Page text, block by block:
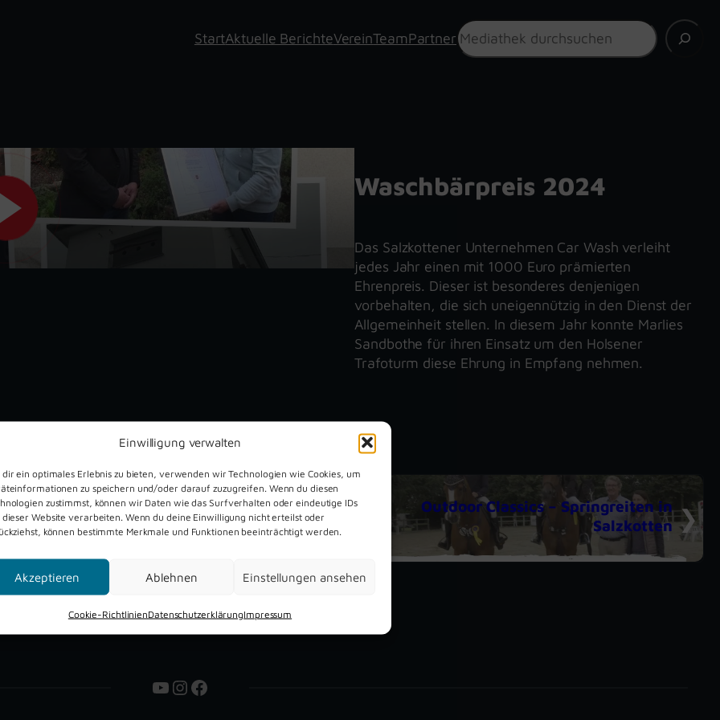
Einwilligung verwalten
dir ein optimales Erlebnis zu bieten, verwenden wir Technologien wie Cookies, um
zu speichern und/oder darauf zuzugreifen. Wenn du diesen
zustimmst, können wir Daten wie das Surfverhalten oder eindeutige IDs
Website verarbeiten. Wenn du deine Einwilligung nicht erteilst oder
können bestimmte Merkmale und Funktionen beeinträchtigt werden.
Akzeptieren Ablehnen Einstellungen ansehen
Cookie-RichtlinienDatenschutzerklärungImpressum
StartAktuelle BerichteVereinTeamPartner
Suchen
Waschbärpreis 2024
Das Salzkottener Unternehmen Car Wash verleiht
jedes Jahr einen mit 1000 Euro prämierten
Ehrenpreis. Dieser ist besonderes denjenigen
vorbehalten, die sich uneigennützig in den Dienst der
Allgemeinheit stellen. In diesem Jahr konnte Marlies
Sandbothe für ihren Einsatz um den Holsener
Trafoturm diese Ehrung in Empfang nehmen.
Dreckburg Open Air 2026
Outdoor Classics – Springreiten in
Salzkotten
YouTube
Instagram
Facebook